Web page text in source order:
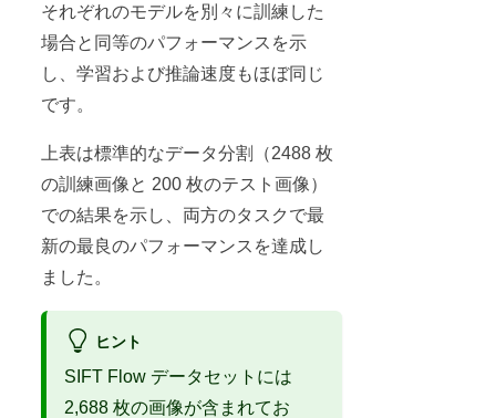
それぞれのモデルを別々に訓練した
場合と同等のパフォーマンスを示
し、学習および推論速度もほぼ同じ
です。
上表は標準的なデータ分割（2488 枚
の訓練画像と 200 枚のテスト画像）
での結果を示し、両方のタスクで最
新の最良のパフォーマンスを達成し
ました。
ヒント
SIFT Flow データセットには
2,688 枚の画像が含まれてお